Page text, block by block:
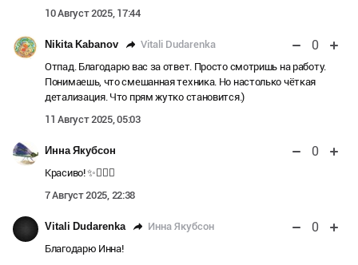
10 Август 2025, 17:44
Nikita Kabanov Vitali Dudarenka 0
Отпад. Благодарю вас за ответ. Просто смотришь на работу.
Понимаешь, что смешанная техника. Но настолько чёткая
детализация. Что прям жутко становится.)
11 Август 2025, 05:03
Инна Якубсон 0
Красиво! ✨👍🏼🎨
7 Август 2025, 22:38
Vitali Dudarenka Инна Якубсон 0
Благодарю Инна!